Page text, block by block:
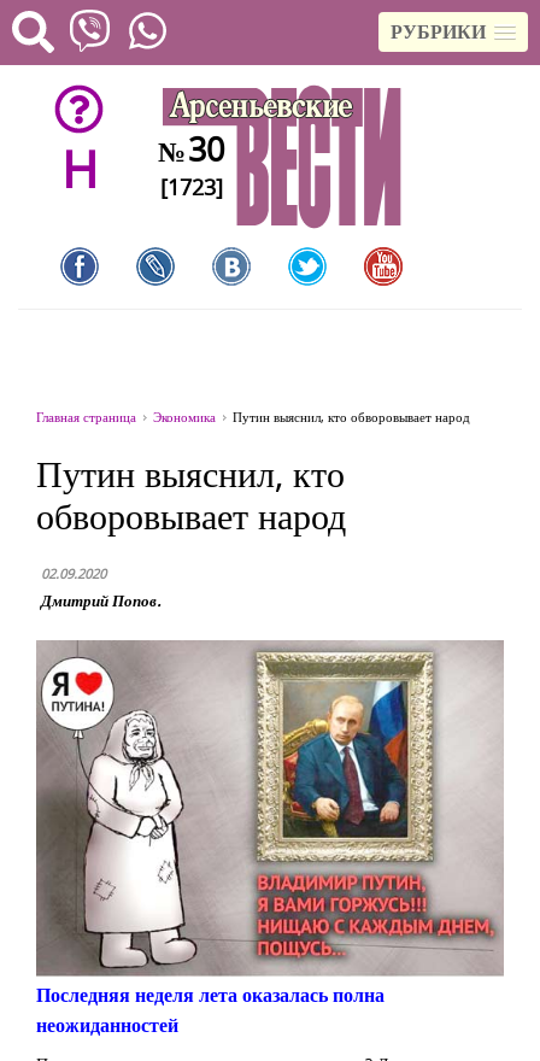
РУБРИКИ
H №30
[1723]
Главная страница Экономика Путин выяснил, кто обворовывает народ
Путин выяснил, кто
обворовывает народ
02.09.2020
Дмитрий Попов.
Последняя неделя лета оказалась полна
неожиданностей